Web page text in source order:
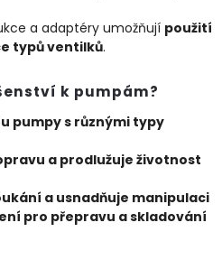
a adaptéry umožňují použití
typů ventilků.
k pumpám?
pumpy s různými typy
a prodlužuje životnost
a usnadňuje manipulaci
pro přepravu a skladování